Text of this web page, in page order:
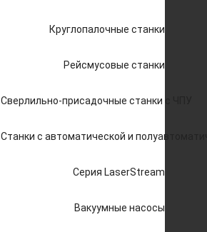
Круглопалочные станки
Рейсмусовые станки
Сверлильно-присадочные станки с ЧПУ
Станки с автоматической и
Серия LaserStream
Вакуумные насосы